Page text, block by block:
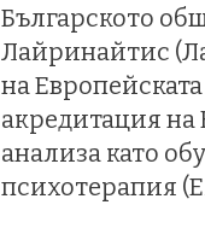
Българското
Лайринайтис
на
акредитация на
анализа като
психотерапия